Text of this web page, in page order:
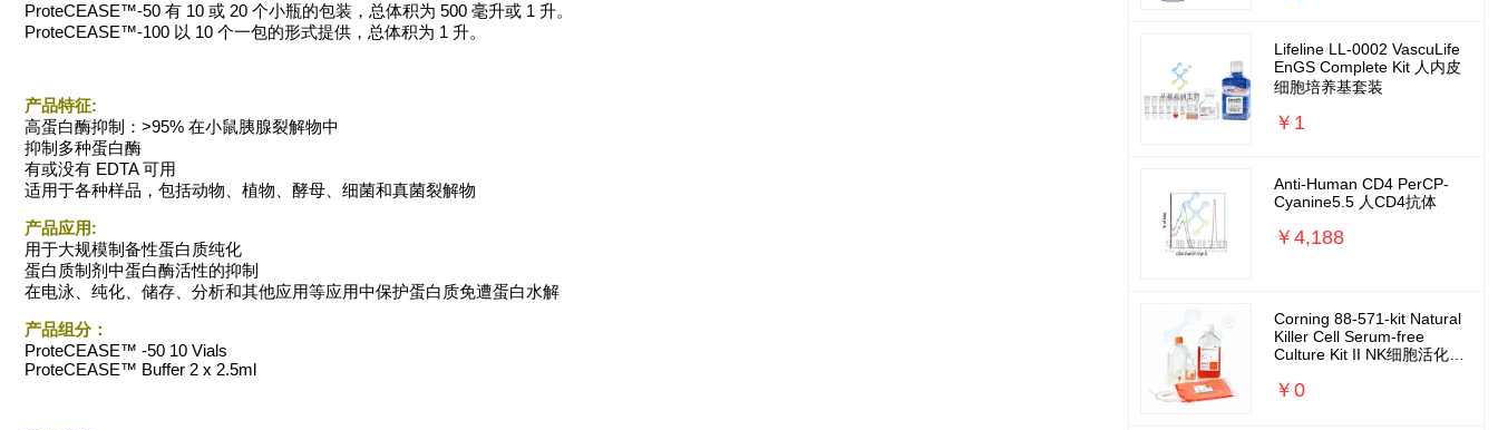
ProteCEASE™-50 有 10 或 20 个小瓶的包装，总体积为 500 毫升或 1 升。
ProteCEASE™-100 以 10 个一包的形式提供，总体积为 1 升。
产品特征:
高蛋白酶抑制：>95% 在小鼠胰腺裂解物中
抑制多种蛋白酶
有或没有 EDTA 可用
适用于各种样品，包括动物、植物、酵母、细菌和真菌裂解物
产品应用:
用于大规模制备性蛋白质纯化
蛋白质制剂中蛋白酶活性的抑制
在电泳、纯化、储存、分析和其他应用等应用中保护蛋白质免遭蛋白水解
产品组分：
ProteCEASE™ ‐50 10 Vials
ProteCEASE™ Buffer 2 x 2.5ml
Lifeline LL-0002 VascuLife
EnGS Complete Kit 人内皮
细胞培养基套装
￥1
Anti-Human CD4 PerCP-
Cyanine5.5 人CD4抗体
￥4,188
Corning 88-571-kit Natural
Killer Cell Serum-free
Culture Kit II NK细胞活化扩
￥0